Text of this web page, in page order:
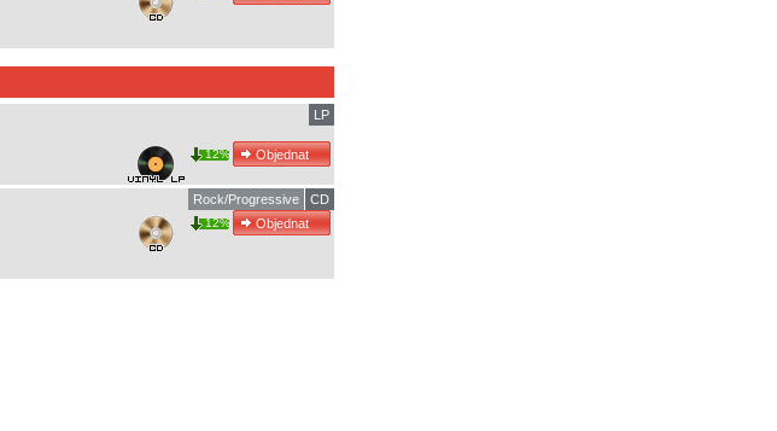
LP
12%
CD
Rock/Progressive
12%